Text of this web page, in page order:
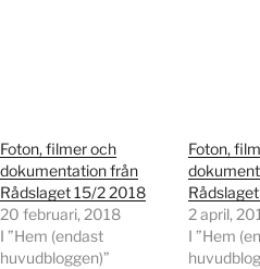
Foton, filmer och
dokumentation från
Rådslaget 15/2 2018
20 februari, 2018
I ”Hem (endast
huvudbloggen)”
Foton,
2 april,
I ”Hem